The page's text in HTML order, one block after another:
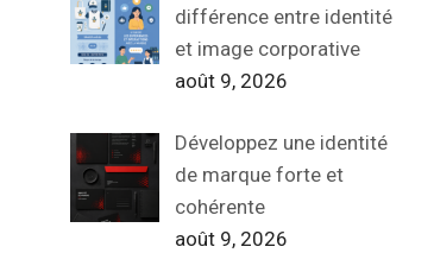
différence entre identité
et image corporative
août 9, 2026
Développez une identité
de marque forte et
cohérente
août 9, 2026